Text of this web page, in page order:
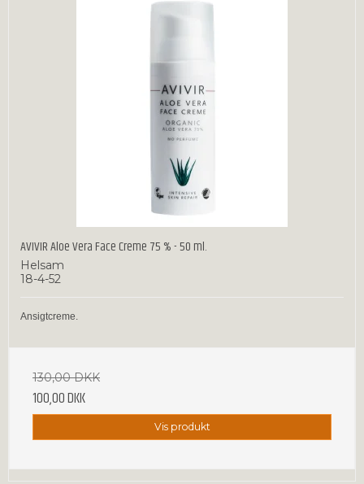
AVIVIR Aloe Vera Face Creme 75 % - 50 ml.
Helsam
18-4-52
Ansigtcreme.
130,00 DKK
100,00 DKK
Vis produkt